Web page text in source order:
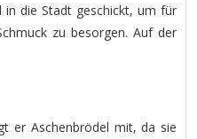
in die Stadt geschickt, um für
zu besorgen. Auf der
er Aschenbrödel mit, da sie